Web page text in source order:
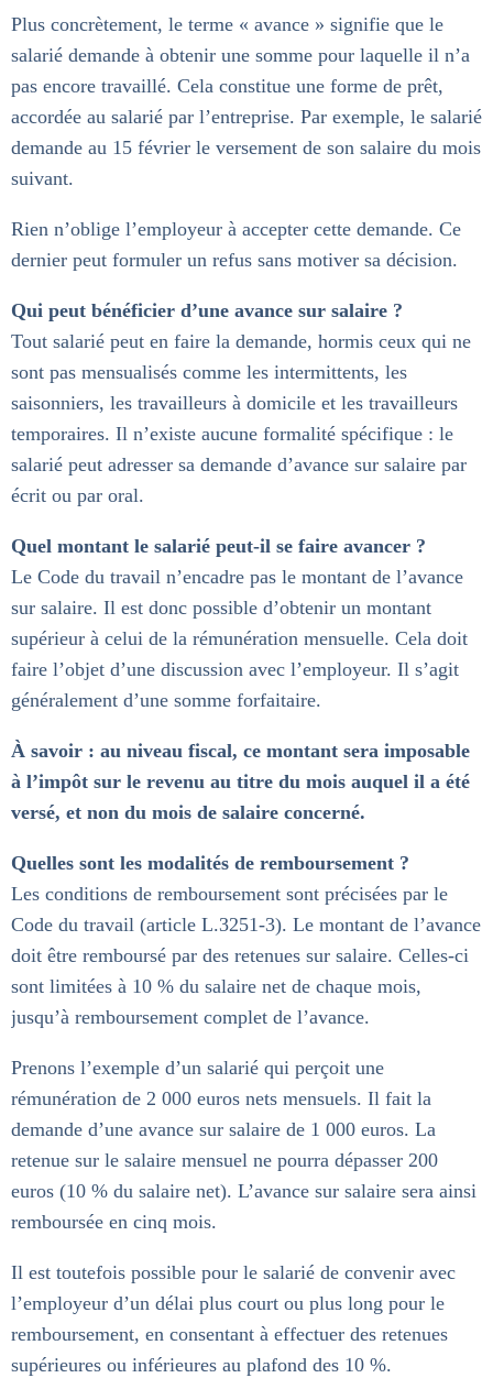
Plus concrètement, le terme « avance » signifie que le
salarié demande à obtenir une somme pour laquelle il n’a
pas encore travaillé. Cela constitue une forme de prêt,
accordée au salarié par l’entreprise. Par exemple, le salarié
demande au 15 février le versement de son salaire du mois
suivant.
Rien n’oblige l’employeur à accepter cette demande. Ce
dernier peut formuler un refus sans motiver sa décision.
Qui peut bénéficier d’une avance sur salaire ?
Tout salarié peut en faire la demande, hormis ceux qui ne
sont pas mensualisés comme les intermittents, les
saisonniers, les travailleurs à domicile et les travailleurs
temporaires. Il n’existe aucune formalité spécifique : le
salarié peut adresser sa demande d’avance sur salaire par
écrit ou par oral.
Quel montant le salarié peut-il se faire avancer ?
Le Code du travail n’encadre pas le montant de l’avance
sur salaire. Il est donc possible d’obtenir un montant
supérieur à celui de la rémunération mensuelle. Cela doit
faire l’objet d’une discussion avec l’employeur. Il s’agit
généralement d’une somme forfaitaire.
À savoir : au niveau fiscal, ce montant sera imposable
à l’impôt sur le revenu au titre du mois auquel il a été
versé, et non du mois de salaire concerné.
Quelles sont les modalités de remboursement ?
Les conditions de remboursement sont précisées par le
Code du travail (article L.3251-3). Le montant de l’avance
doit être remboursé par des retenues sur salaire. Celles-ci
sont limitées à 10 % du salaire net de chaque mois,
jusqu’à remboursement complet de l’avance.
Prenons l’exemple d’un salarié qui perçoit une
rémunération de 2 000 euros nets mensuels. Il fait la
demande d’une avance sur salaire de 1 000 euros. La
retenue sur le salaire mensuel ne pourra dépasser 200
euros (10 % du salaire net). L’avance sur salaire sera ainsi
remboursée en cinq mois.
Il est toutefois possible pour le salarié de convenir avec
l’employeur d’un délai plus court ou plus long pour le
remboursement, en consentant à effectuer des retenues
supérieures ou inférieures au plafond des 10 %.